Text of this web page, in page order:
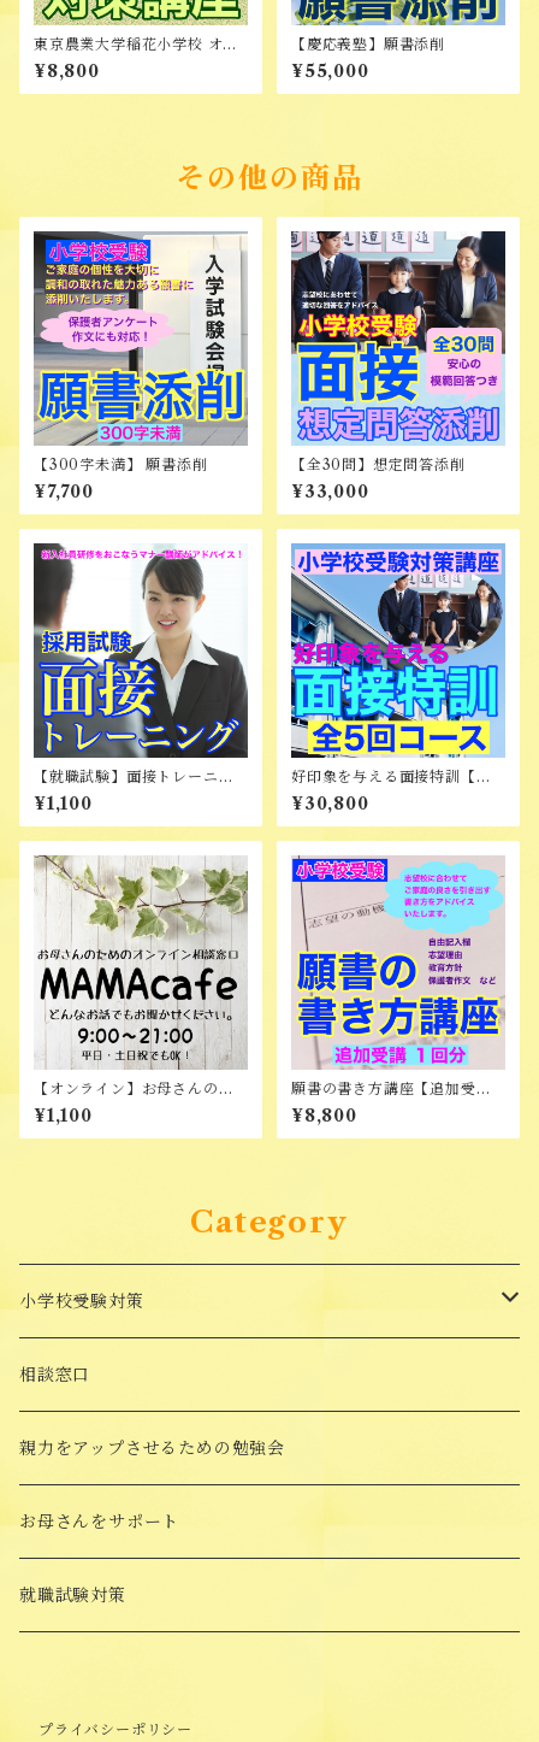
東京農業大学稲花小学校 オン
ライン面接対策講座
¥8,800
【慶応義塾】願書添削
¥55,000
その他の商品
【300字未満】 願書添削
¥7,700
【全30問】想定問答添削
¥33,000
【就職試験】面接トレーニン
グ（オンライン）
¥1,100
好印象を与える面接特訓【全5
回コース】
¥30,800
【オンライン】お母さんのた
めの相談窓口 MAMAcafe
¥1,100
願書の書き方講座【追加受講
１回分】
¥8,800
Category
小学校受験対策
面接対策講座
受験対策Goods
願書添削
願書の書き方講座
相談窓口
親力をアップさせるための勉強会
お母さんをサポート
就職試験対策
プライバシーポリシー